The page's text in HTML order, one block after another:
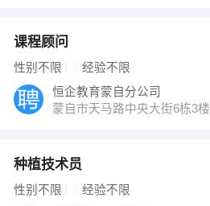
课程顾问
性别不限 经验不限
恒企教育蒙自分公司
蒙自市天马路中央大街6栋3楼
种植技术员
性别不限 经验不限